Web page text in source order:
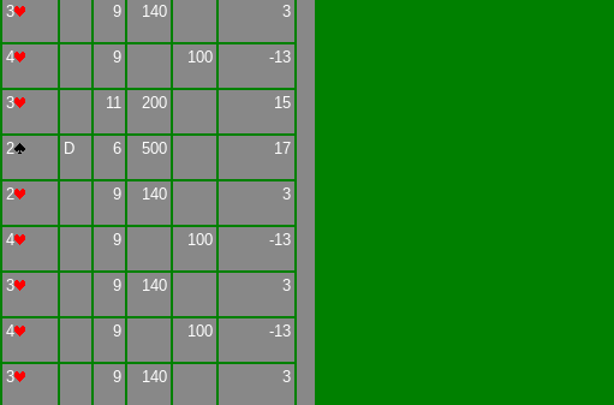
3 9 140 3
4 9 100 -13
3 11 200 15
2 D 6 500 17
2 9 140 3
4 9 100 -13
3 9 140 3
4 9 100 -13
3 9 140 3